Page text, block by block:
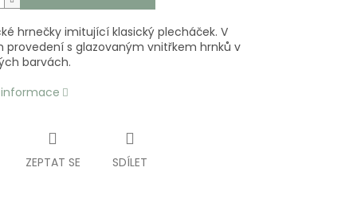
hrnečky imitující klasický plecháček. V
provedení s glazovaným vnitřkem hrnků v
barvách.
ZEPTAT SE SDÍLET